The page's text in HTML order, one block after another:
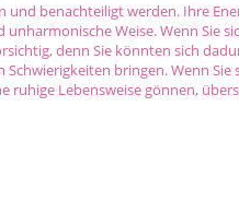
und benachteiligt werden. Ihre
Weise. Wenn Sie
denn Sie könnten sich
Schwierigkeiten bringen. Wenn Sie
ruhige Lebensweise gönnen,